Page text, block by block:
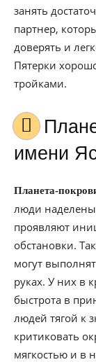
занять
партнер,
доверять и
Пятерки
тройками.
Планета-покровитель для
имени
Планета-
люди
проявляют
обстановки.
могут
руках. У них в
быстрота в
людей тягой к
критиковать
мягкостью и в